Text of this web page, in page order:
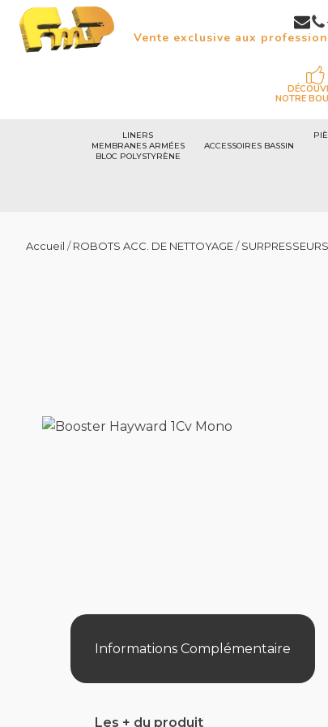
Vente exclusive aux
NOTRE
LINERS
MEMBRANES ARMÉES
BLOC POLYSTYRÈNE
ACCESSOIRES BASSIN
Accueil /ROBOTS ACC. DE NETTOYAGE/SURPRESSEURS
Informations Complémentaire
Les + du produit